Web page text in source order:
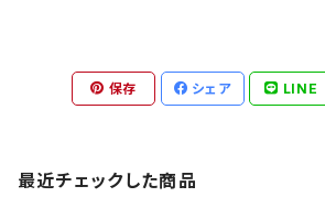
保存 シェア LINE
最近チェックした商品